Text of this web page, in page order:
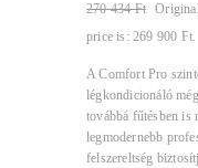
270 434Ft
price is: 269 900 Ft.
A Comfort Pro
légkondicionáló
továbbá fűtésben is
legmodernebb
felszereltség